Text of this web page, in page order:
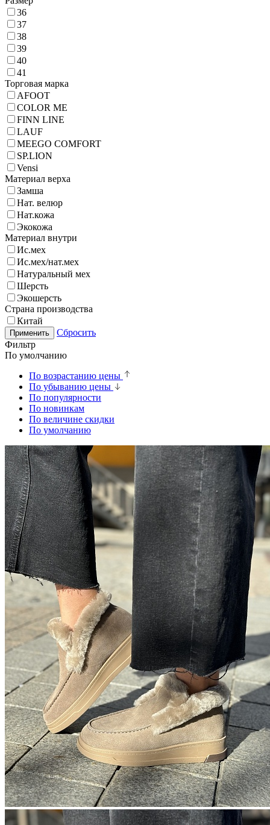
36
37
38
39
40
41
Торговая марка
AFOOT
COLOR ME
FINN LINE
LAUF
MEEGO COMFORT
SP.LION
Vensi
Материал верха
Замша
Нат. велюр
Нат.кожа
Экокожа
Материал внутри
Ис.мех
Ис.мех/нат.мех
Натуральный мех
Шерсть
Экошерсть
Страна производства
Китай
Применить
Сбросить
Фильтр
По умолчанию
По возрастанию цены
По убыванию цены
По популярности
По новинкам
По величине скидки
По умолчанию